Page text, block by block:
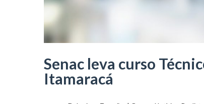
Senac leva curso
Itamaracá